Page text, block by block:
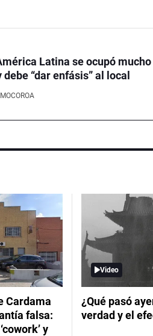
Latina se ocupó
“dar enfásis” al local
Cardama
falsa:
y
Video
¿Qué pasó
verdad y el